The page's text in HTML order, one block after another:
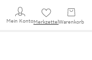
Mein KontoMerkzettel Warenkorb